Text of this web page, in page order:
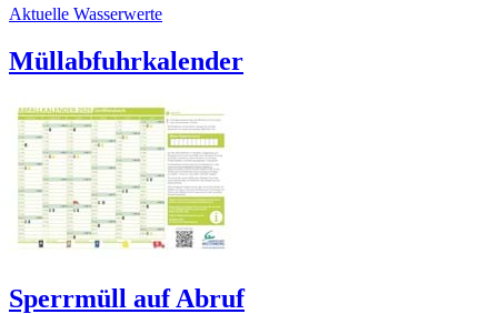
Aktuelle Wasserwerte
Müllabfuhrkalender
Sperrmüll auf Abruf